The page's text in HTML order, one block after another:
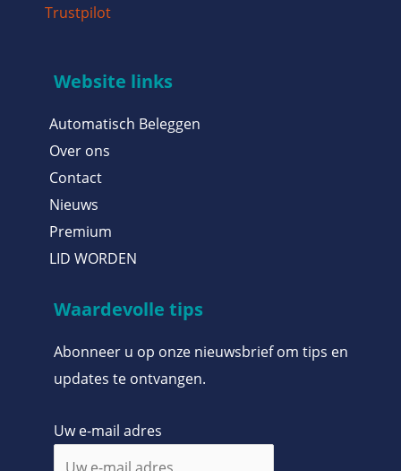
Trustpilot
Website links
Automatisch Beleggen
Over ons
Contact
Nieuws
Premium
LID WORDEN
Waardevolle tips
Abonneer u op onze nieuwsbrief om tips en
updates te ontvangen.
Uw e-mail adres